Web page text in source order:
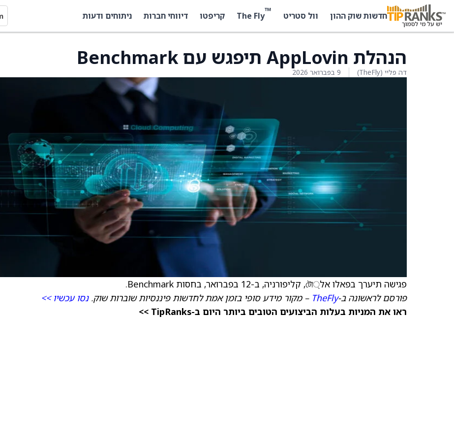
חדשות שוק ההון וול סטריט ™
The Fly קריפטו דיווחי חברות ניתוחים ודעות
הנהלת AppLovin תיפגש עם Benchmark
דה פליי (TheFly) 9 בפברואר 2026
פגישה תיערך בפאלו אל্টো, קליפורניה, ב-12 בפברואר, בחסות Benchmark.
פורסם לראשונה ב-TheFly – מקור מידע סופי בזמן אמת לחדשות פיננסיות שוברות שוק.נסו עכשיו >>
ראו את המניות בעלות הביצועים הטובים ביותר היום ב-TipRanks >>